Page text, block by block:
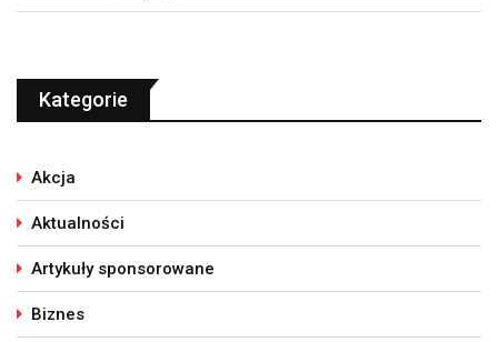
Kategorie
Akcja
Aktualności
Artykuły sponsorowane
Biznes